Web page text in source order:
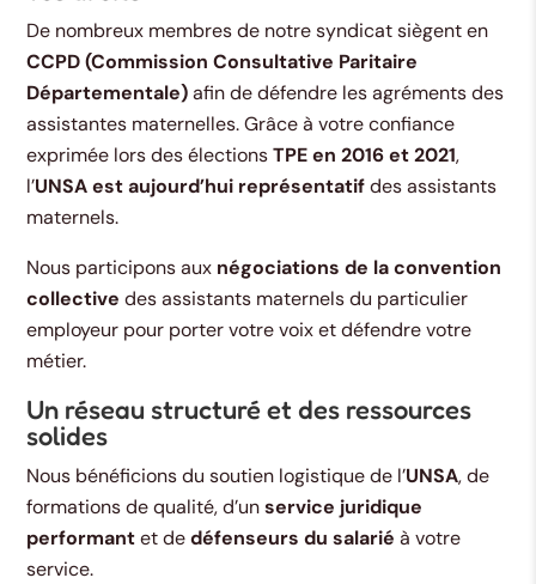
De nombreux membres de notre syndicat siègent en
CCPD (Commission Consultative Paritaire
Départementale)afin de défendre les agréments des
assistantes maternelles. Grâce à votre confiance
exprimée lors des électionsTPE en 2016 et 2021,
l’UNSA est aujourd’hui représentatifdes assistants
maternels.
Nous participons aux négociations de la convention
collective des assistants maternels du particulier
employeur pour porter votre voix et défendre votre
métier.
Un réseau structuré et des ressources
solides
Nous bénéficions du soutien logistique de l’UNSA, de
formations de qualité, d’unservice juridique
performantet dedéfenseurs du salarié à votre
service.